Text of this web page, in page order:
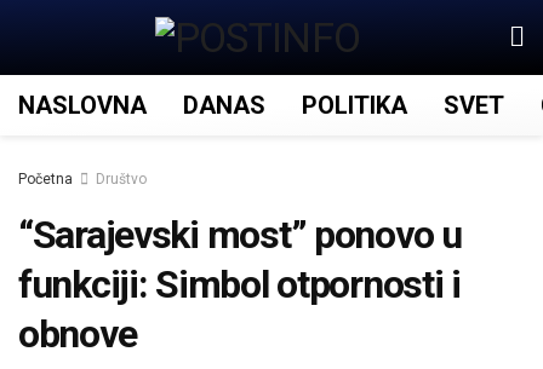
NASLOVNA DANAS POLITIKA SVET
Početna Društvo
“Sarajevski most” ponovo u
funkciji: Simbol otpornosti i
obnove